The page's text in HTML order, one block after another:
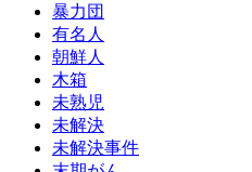
暴力団
有名人
朝鮮人
木箱
未熟児
未解決
未解決事件